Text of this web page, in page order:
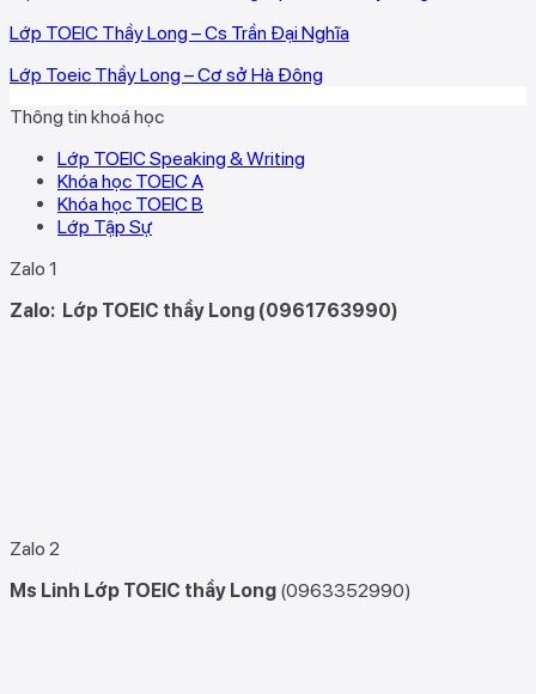
Lớp TOEIC Thầy Long – Cs Trần Đại Nghĩa
Lớp Toeic Thầy Long – Cơ sở Hà Đông
Thông tin khoá học
Lớp TOEIC Speaking & Writing
Khóa học TOEIC A
Khóa học TOEIC B
Lớp Tập Sự
Zalo 1
Zalo: Lớp TOEIC thầy Long (0961763990)
Zalo 2
Ms Linh Lớp TOEIC thầy Long (0963352990)